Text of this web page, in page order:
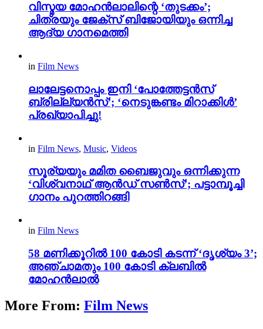
വിസ്മയ മോഹൻലാലിന്റെ ‘തുടക്കം’;
ചിത്രയും ജേക്സ് ബിജോയിയും ഒന്നിച്ച
ആദ്യ ഗാനമെത്തി
in Film News
ലാലേട്ടനൊപ്പം ഇനി ‘പോത്തേട്ടൻസ്
ബ്രില്ല്യൻസ്’; ‘നെടുങ്കണ്ടം മിറാക്കിൾ’
പ്രഖ്യാപിച്ചു!
in Film News, Music, Videos
സൂര്യയും മമിത ബൈജുവും ഒന്നിക്കുന്ന
‘വിശ്വനാഥ് ആൻഡ് സൺസ്’; പട്ടാമ്പൂച്ചി
ഗാനം പുറത്തിറങ്ങി
in Film News
58 മണിക്കൂറിൽ 100 കോടി കടന്ന് ‘ദൃശ്യം 3’;
അഞ്ചാമതും 100 കോടി ക്ലബിൽ
മോഹൻലാൽ
More From: Film News